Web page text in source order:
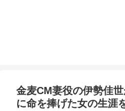
金麦CM妻役の伊勢佳世
に命を捧げた女の生涯